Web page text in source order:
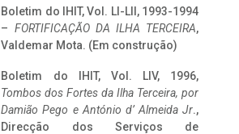
Boletim do IHIT, Vol. LI-LII, 1993-1994
– FORTIFICAÇÃO DA ILHA TERCEIRA,
Valdemar Mota. (Em construção)
Boletim do IHIT, Vol. LIV, 1996,
Tombos dos Fortes da Ilha Terceira, por
Damião Pego e António d’ Almeida Jr.,
Direcção dos Serviços de